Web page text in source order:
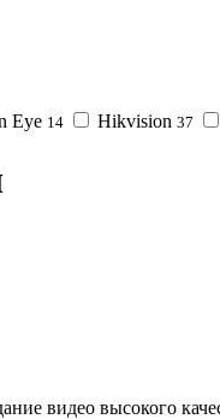
Eye 14 Hikvision 37
видео высокого